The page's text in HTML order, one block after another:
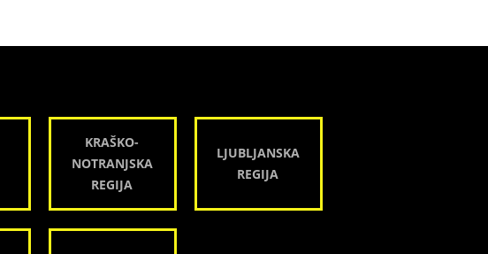
KRAŠKO-
NOTRANJSKA
REGIJA
LJUBLJANSKA
REGIJA